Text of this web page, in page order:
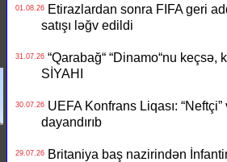
01.08.26Etirazlardan sonra FIFA geri
satışı ləğv edildi
31.07.26“Qarabağ“ “Dinamo“nu keçsə,
SİYAHI
30.07.26UEFA Konfrans Liqası: “Neftçi”
dayandırıb
29.07.26Britaniya baş nazirindən